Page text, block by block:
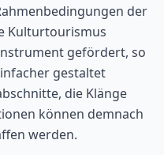
der
Kulturtourismus
gefördert, so
gestaltet
die Klänge
können demnach
werden.